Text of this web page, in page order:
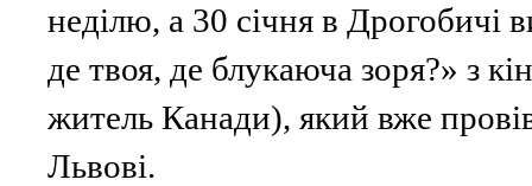
неділю, а 30 січня в Дрогобичі
де твоя, де блукаюча зоря?» з
житель Канади), який вже
Львові.